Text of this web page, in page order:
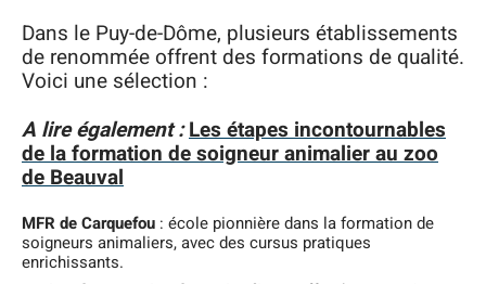
Dans le Puy-de-Dôme, plusieurs établissements
de renommée offrent des formations de qualité.
Voici une sélection :
A lire également :Les étapes incontournables
de la formation de soigneur animalier au zoo
de Beauval
MFR de Carquefou : école pionnière dans la formation de
soigneurs animaliers, avec des cursus pratiques
enrichissants.